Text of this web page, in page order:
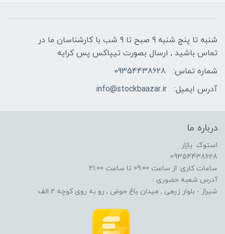
شنبه تا پنج شنبه 9 صبح تا 9 شب با کارشناسان ما در
تماس باشید , ارسال بصورت تیپاکس پس کرایه
شماره تماس:
09354438628
آدرس ایمیل:
info@stockbaazar.ir
درباره ما
استوک بازار
09354438628
ساعات کاری: از ساعت 09:00 تا ساعت 21:00
آدرس شعبه حضوری :
شیراز - بلوار زرهی , میدان باغ حوض , رو به روی کوچه 2 الف